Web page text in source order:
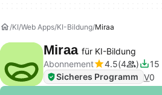
KI Web Apps KI-Bildung Miraa
Miraa für KI-Bildung
Abonnement
4.5 4
15
Sicheres Programm V0